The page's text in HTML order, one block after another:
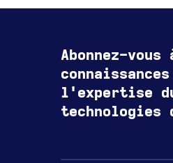
Abonnez-
l'expertise